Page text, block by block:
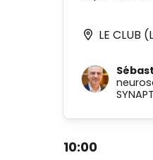
quotidien
explore les
l'origine de
souvenirs,
influencent
En 35
votre
LE CLUB
10:00